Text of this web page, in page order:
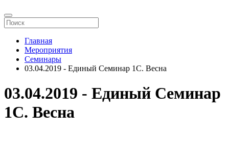
Главная
Мероприятия
Семинары
03.04.2019 - Единый Семинар 1С. Весна
03.04.2019 - Единый Семинар
1С. Весна